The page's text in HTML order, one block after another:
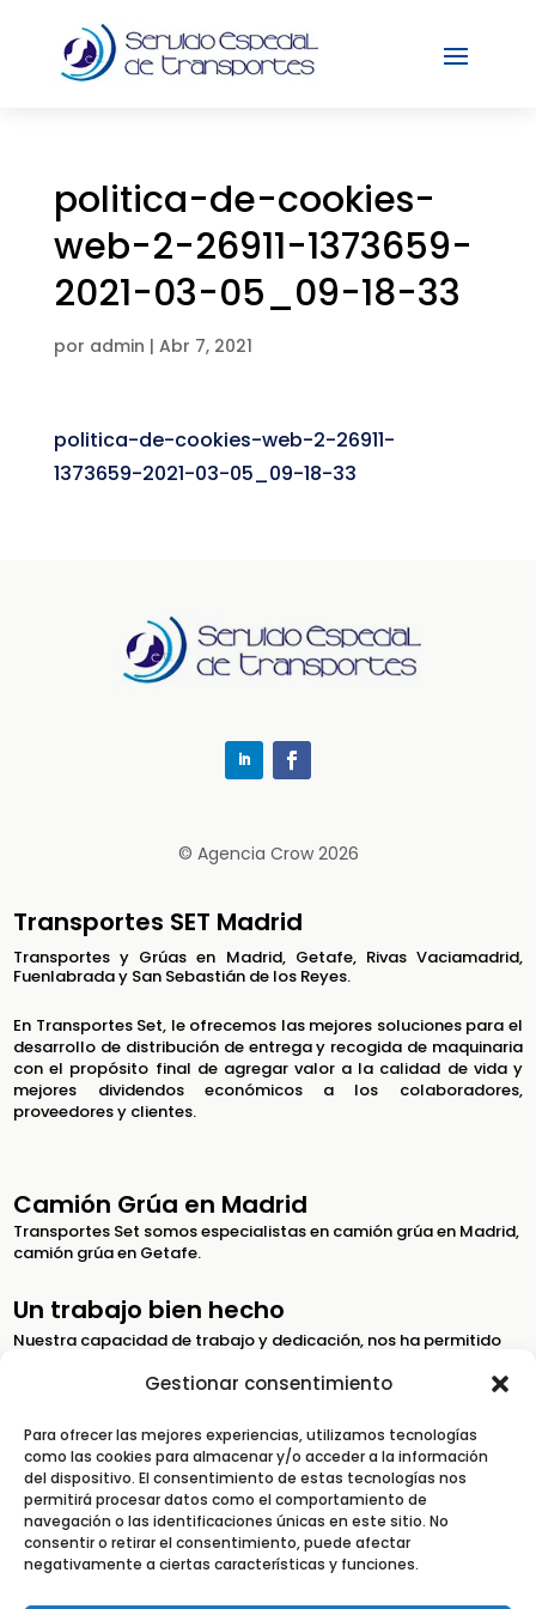
Gestionar consentimiento
Para ofrecer las mejores experiencias, utilizamos tecnologías
como las cookies para almacenar y/o acceder a la información
del dispositivo. El consentimiento de estas tecnologías nos
permitirá procesar datos como el comportamiento de
navegación o las identificaciones únicas en este sitio. No
consentir o retirar el consentimiento, puede afectar
negativamente a ciertas características y funciones.
politica-de-cookies-
web-2-26911-1373659-
2021-03-05_09-18-33
por admin | Abr 7, 2021
politica-de-cookies-web-2-26911-
1373659-2021-03-05_09-18-33
© Agencia Crow 2026
Transportes SET Madrid
Transportes y Grúas en Madrid, Getafe, Rivas Vaciamadrid,
Fuenlabrada y San Sebastián de los Reyes.
En Transportes Set, le ofrecemos las mejores soluciones para el
desarrollo de distribución de entrega y recogida de maquinaria
con el propósito final de agregar valor a la calidad de vida y
mejores dividendos económicos a los colaboradores,
proveedores y clientes.
Camión Grúa en Madrid
Transportes Set somos especialistas en camión grúa en Madrid,
camión grúa en Getafe.
Un trabajo bien hecho
Nuestra capacidad de trabajo y dedicación, nos ha permitido
Somos especialistas en transporte y almacenaje de equipos
médicos, de laboratorio, de tecnología, etc…
Camión Grúa en Madrid